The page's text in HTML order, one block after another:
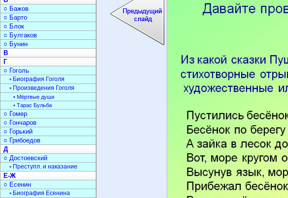
○ Бажов
○ Барто
○ Блок
○ Булгаков
○ Бунин
В
Г
○ Гоголь
▫ Биография Гоголя
▫ Произведения Гоголя
• Мёртвые души
• Тарас Бульба
○ Гомер
○ Гончаров
○ Горький
○ Грибоедов
Д
○ Достоевский
▫ Преступл. и наказание
Е-Ж
○ Есенин
▫ Биография Есенина